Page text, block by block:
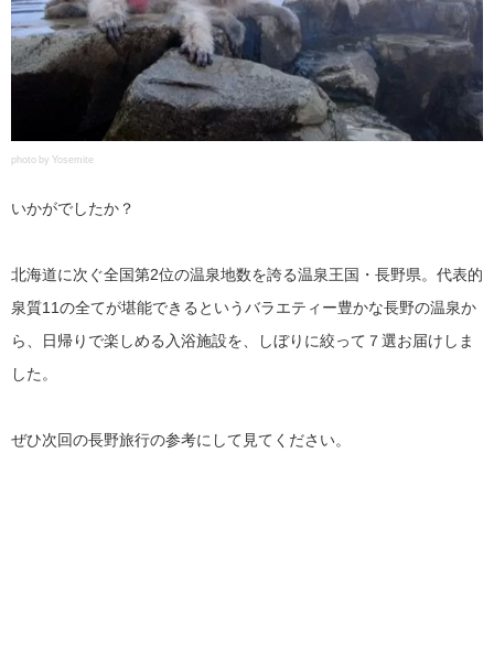
photo by Yosemite
いかがでしたか？
北海道に次ぐ全国第2位の温泉地数を誇る温泉王国・長野県。代表的
泉質11の全てが堪能できるというバラエティー豊かな長野の温泉か
ら、日帰りで楽しめる入浴施設を、しぼりに絞って７選お届けしま
した。
ぜひ次回の長野旅行の参考にして見てください。